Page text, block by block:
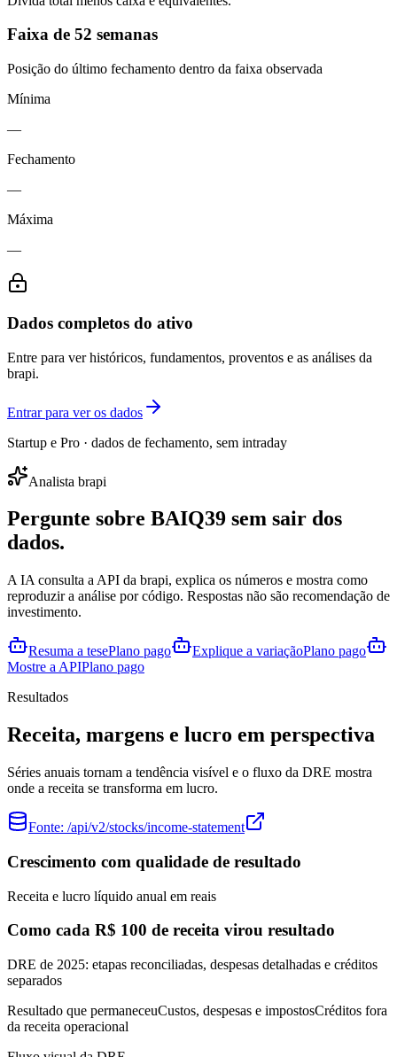
Faixa de 52 semanas
Posição do último fechamento dentro da faixa observada
Mínima
—
Fechamento
—
Máxima
—
Dados completos do ativo
Entre para ver históricos, fundamentos, proventos e as análises da
brapi.
Entrar para ver os dados
Startup e Pro · dados de fechamento, sem intraday
Analista brapi
Pergunte sobre BAIQ39 sem sair dos
dados.
A IA consulta a API da brapi, explica os números e mostra como
reproduzir a análise por código. Respostas não são recomendação de
investimento.
Resuma a tesePlano pago Explique a variaçãoPlano pago
Mostre a APIPlano pago
Resultados
Receita, margens e lucro em perspectiva
Séries anuais tornam a tendência visível e o fluxo da DRE mostra
onde a receita se transforma em lucro.
Fonte: /api/v2/stocks/income-statement
Crescimento com qualidade de resultado
Receita e lucro líquido anual em reais
Como cada R$ 100 de receita virou resultado
DRE de 2025: etapas reconciliadas, despesas detalhadas e créditos
separados
Resultado que permaneceuCustos, despesas e impostosCréditos fora
da receita operacional